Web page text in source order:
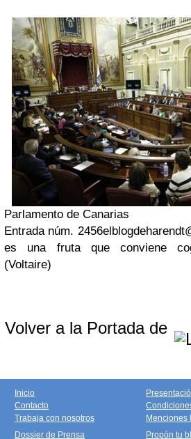
Parlamento de Canarias
Entrada núm. 2456
es una fruta que conviene
(Voltaire)
Volver a la Portada de
Inicio
Contacto
Trabaja con nosotros
Menciones
Dossier de Prensa
Propón tu